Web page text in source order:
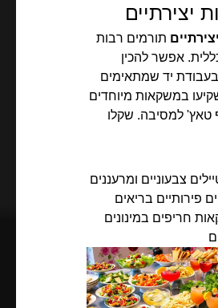
יצירתיים
תורמים רבות
אפשר להכין
בעבודת יד שמתאימים
במשקאות מיוחדים
טאץ' למסיבה. שקלו
צבעוניים ומרעננים
פירותיים בריאים
חריפים במינונים